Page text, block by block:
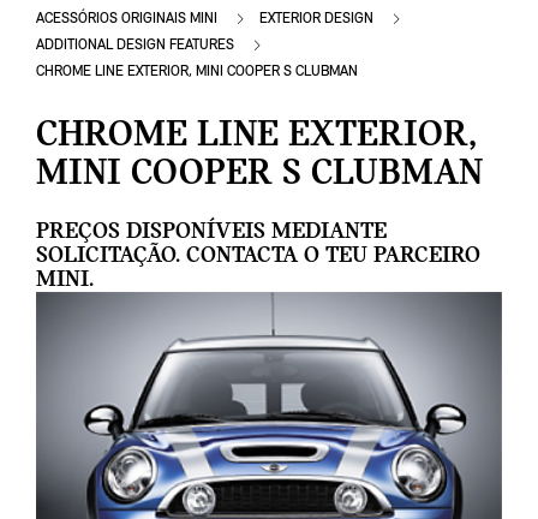
ACESSÓRIOS ORIGINAIS MINI
EXTERIOR DESIGN
ADDITIONAL DESIGN FEATURES
CHROME LINE EXTERIOR, MINI COOPER S CLUBMAN
CHROME LINE EXTERIOR,
MINI COOPER S CLUBMAN
PREÇOS DISPONÍVEIS MEDIANTE
SOLICITAÇÃO. CONTACTA O TEU PARCEIRO
MINI.